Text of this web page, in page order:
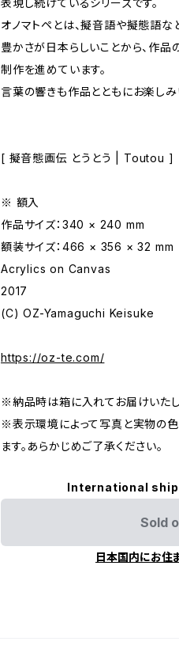
表現し続けているシリーズです。
オノマトペとは、擬音語や擬態語な
豊かさが日本らしいことから、作品
制作を進めています。
言葉の響きも作品とともにお楽しみ
[ 擬音態画伝 とうとう | Toutou ]
※ 額入
作品サイズ：340 × 240 mm
額装サイズ：466 × 356 × 32 mm
Acrylics on Canvas
2017
(C) OZ-Yamaguchi Keisuke
https://oz-te.com/
※納品時は箱に入れてお届けいたし
※表示環境によって写真と実物の
ます。あらかじめご了承ください。
International
Sold
日本国内にお住